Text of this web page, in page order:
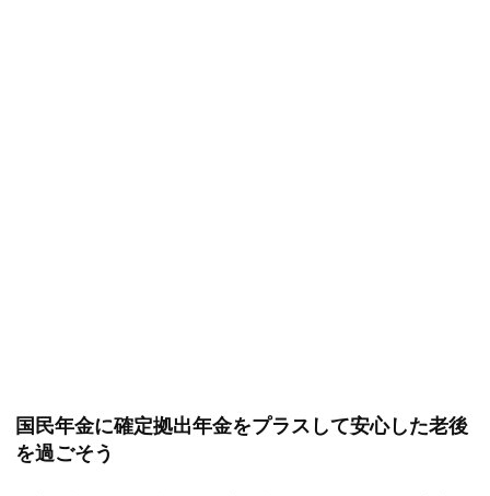
国民年金に確定拠出年金をプラスして安心した老後
を過ごそう